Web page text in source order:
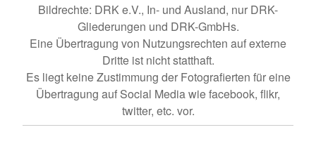
Bildrechte: DRK e.V., In- und Ausland, nur DRK-
Gliederungen und DRK-GmbHs.
Eine Übertragung von Nutzungsrechten auf externe
Dritte ist nicht statthaft.
Es liegt keine Zustimmung der Fotografierten für eine
Übertragung auf Social Media wie facebook, flikr,
twitter, etc. vor.